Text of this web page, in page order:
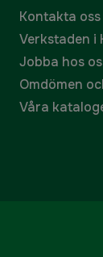
Kontakta oss
Verkstaden i
Jobba hos
Omdömen
Våra